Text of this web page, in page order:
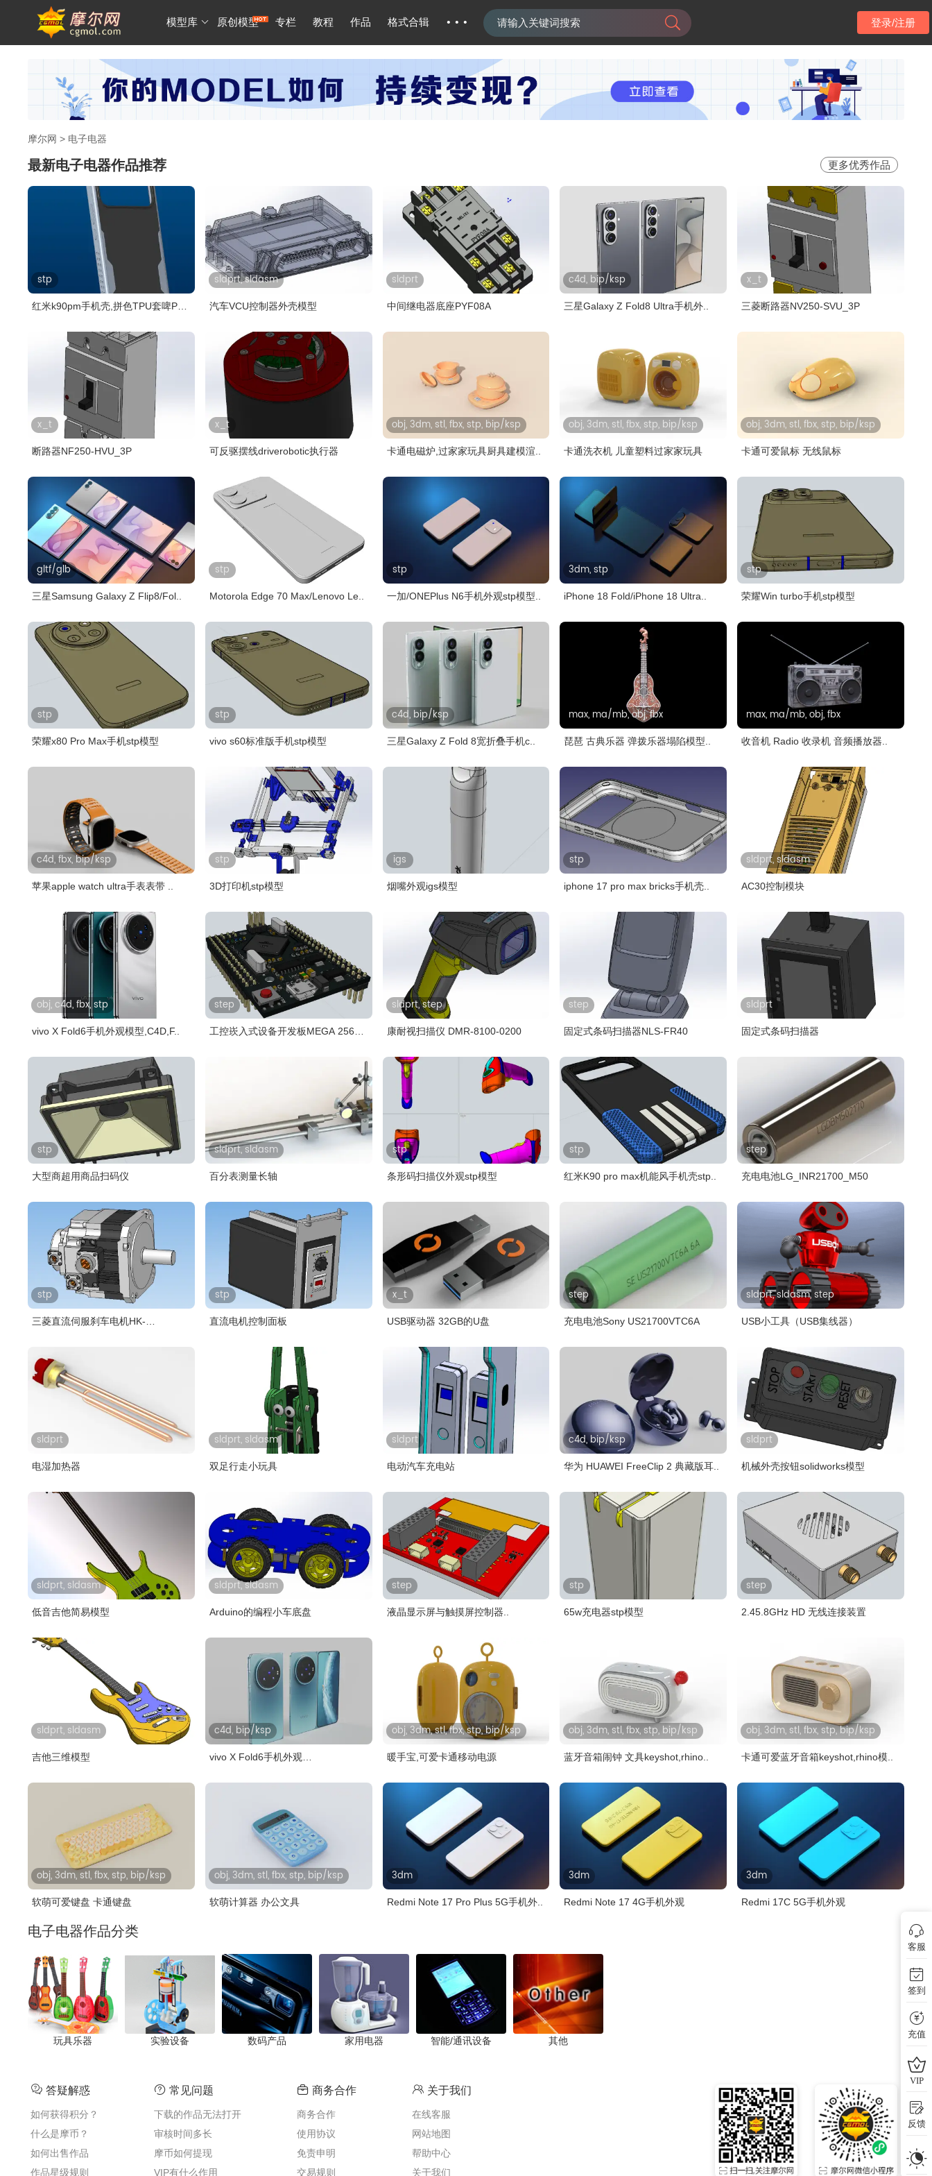
模型库 原创模型 专栏 教程 作品 格式合辑 ··· 登录/注册
摩尔网 > 电子电器
最新电子电器作品推荐 更多优秀作品
stp
红米k90pm手机壳,拼色TPU套啤PC
sldprt, sldasm
汽车VCU控制器外壳模型
sldprt
中间继电器底座PYF08A
c4d, bip/ksp
三星Galaxy Z Fold8 Ultra手机外..
x_t
三菱断路器NV250-SVU_3P
x_t
断路器NF250-HVU_3P
x_t
可反驱摆线driverobotic执行器
obj, 3dm, stl, fbx, stp, bip/ksp
卡通电磁炉,过家家玩具厨具建模渲..
obj, 3dm, stl, fbx, stp, bip/ksp
卡通洗衣机 儿童塑料过家家玩具
obj, 3dm, stl, fbx, stp, bip/ksp
卡通可爱鼠标 无线鼠标
gltf/glb
三星Samsung Galaxy Z Flip8/Fol..
stp
Motorola Edge 70 Max/Lenovo Le..
stp
一加/ONEPlus N6手机外观stp模型..
3dm, stp
iPhone 18 Fold/iPhone 18 Ultra..
stp
荣耀Win turbo手机stp模型
stp
荣耀x80 Pro Max手机stp模型
stp
vivo s60标准版手机stp模型
c4d, bip/ksp
三星Galaxy Z Fold 8宽折叠手机c..
max, ma/mb, obj, fbx
琵琶 古典乐器 弹拨乐器塌陷模型..
max, ma/mb, obj, fbx
收音机 Radio 收录机 音频播放器..
c4d, fbx, bip/ksp
苹果apple watch ultra手表表带 ..
stp
3D打印机stp模型
igs
烟嘴外观igs模型
stp
iphone 17 pro max bricks手机壳..
sldprt, sldasm
AC30控制模块
obj, c4d, fbx, stp
vivo X Fold6手机外观模型,C4D,F..
step
工控崁入式设备开发板MEGA 2560
sldprt, step
康耐视扫描仪 DMR-8100-0200
step
固定式条码扫描器NLS-FR40
sldprt
固定式条码扫描器
stp
大型商超用商品扫码仪
sldprt, sldasm
百分表测量长轴
stp
条形码扫描仪外观stp模型
stp
红米K90 pro max机能风手机壳stp..
step
充电电池LG_INR21700_M50
stp
三菱直流伺服刹车电机HK-
stp
直流电机控制面板
x_t
USB驱动器 32GB的U盘
step
充电电池Sony US21700VTC6A
sldprt, sldasm, step
USB小工具（USB集线器）
sldprt
电湿加热器
sldprt, sldasm
双足行走小玩具
sldprt
电动汽车充电站
c4d, bip/ksp
华为 HUAWEI FreeClip 2 典藏版耳..
sldprt
机械外壳按钮solidworks模型
sldprt, sldasm
低音吉他简易模型
sldprt, sldasm
Arduino的编程小车底盘
step
液晶显示屏‌与‌触摸屏控制器‌..
stp
65w充电器stp模型
step
2.45.8GHz HD 无线连接装置
sldprt, sldasm
吉他三维模型
c4d, bip/ksp
vivo X Fold6手机外观
obj, 3dm, stl, fbx, stp, bip/ksp
暖手宝,可爱卡通移动电源
obj, 3dm, stl, fbx, stp, bip/ksp
蓝牙音箱闹钟 文具keyshot,rhino..
obj, 3dm, stl, fbx, stp, bip/ksp
卡通可爱蓝牙音箱keyshot,rhino模..
obj, 3dm, stl, fbx, stp, bip/ksp
软萌可爱键盘 卡通键盘
obj, 3dm, stl, fbx, stp, bip/ksp
软萌计算器 办公文具
3dm
Redmi Note 17 Pro Plus 5G手机外..
3dm
Redmi Note 17 4G手机外观
3dm
Redmi 17C 5G手机外观
电子电器作品分类
玩具乐器 实验设备 数码产品 家用电器 智能/通讯设备 其他
答疑解惑
如何获得积分？
什么是摩币？
如何出售作品
作品星级规则
常见问题
下载的作品无法打开
审核时间多长
摩币如何提现
VIP有什么作用
商务合作
商务合作
使用协议
免责申明
交易规则
关于我们
在线客服
网站地图
帮助中心
关于我们
客服
签到
充值
VIP
反馈